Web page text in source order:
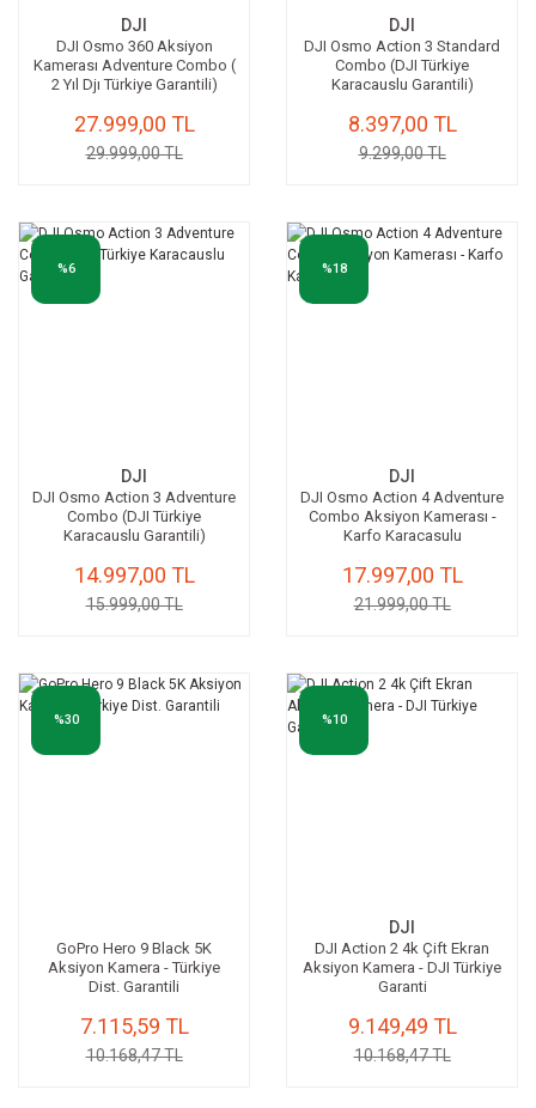
DJI
DJI Osmo 360 Aksiyon
Kamerası Adventure Combo (
2 Yıl Djı Türkiye Garantili)
27.999,00 TL
29.999,00 TL
DJI
DJI Osmo Action 3 Standard
Combo (DJI Türkiye
Karacauslu Garantili)
8.397,00 TL
9.299,00 TL
%6
DJI
DJI Osmo Action 3 Adventure
Combo (DJI Türkiye
Karacauslu Garantili)
14.997,00 TL
15.999,00 TL
%18
DJI
DJI Osmo Action 4 Adventure
Combo Aksiyon Kamerası -
Karfo Karacasulu
17.997,00 TL
21.999,00 TL
%30
GoPro Hero 9 Black 5K
Aksiyon Kamera - Türkiye
Dist. Garantili
7.115,59 TL
10.168,47 TL
%10
DJI
DJI Action 2 4k Çift Ekran
Aksiyon Kamera - DJI Türkiye
Garanti
9.149,49 TL
10.168,47 TL